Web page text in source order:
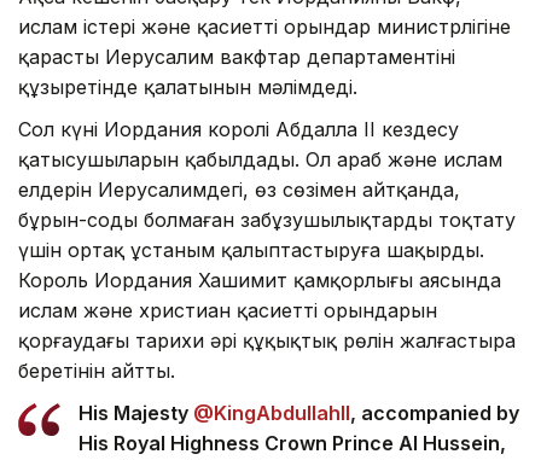
ислам істері және қасиетті орындар министрлігіне
қарасты Иерусалим вакфтар департаментінің
құзыретінде қалатынын мәлімдеді.
Сол күні Иордания королі Абдалла II кездесу
қатысушыларын қабылдады. Ол араб және ислам
елдерін Иерусалимдегі, өз сөзімен айтқанда,
бұрын-соңды болмаған заңбұзушылықтарды тоқтату
үшін ортақ ұстаным қалыптастыруға шақырды.
Король Иордания Хашимит қамқорлығы аясында
ислам және христиан қасиетті орындарын
қорғаудағы тарихи әрі құқықтық рөлін жалғастыра
беретінін айтты.
His Majesty @KingAbdullahII, accompanied by
His Royal Highness Crown Prince Al Hussein,